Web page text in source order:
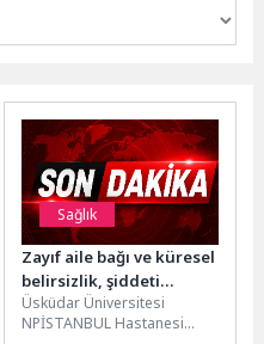
Sağlık
Zayıf aile bağı ve küresel
belirsizlik, şiddeti
artıran ‘güvenlik
erozyonu’na yol açıyor!
Üsküdar Üniversitesi
NPİSTANBUL Hastanesi